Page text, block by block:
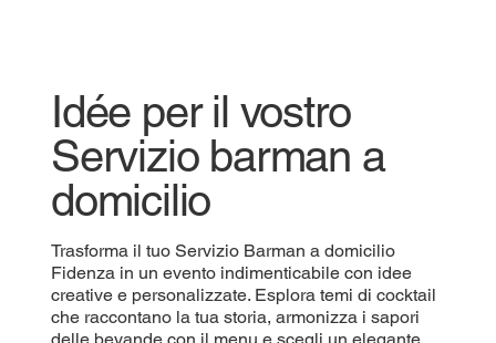
Idée per il vostro
Servizio barman a
domicilio
Trasforma il tuo Servizio Barman a domicilio
Fidenza in un evento indimenticabile con idee
creative e personalizzate. Esplora temi di cocktail
che raccontano la tua storia, armonizza i sapori